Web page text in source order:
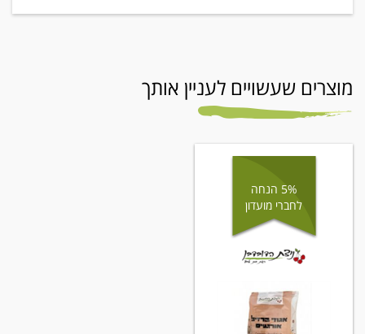
מוצרים שעשויים לעניין אותך
5% הנחה
לחברי מועדון